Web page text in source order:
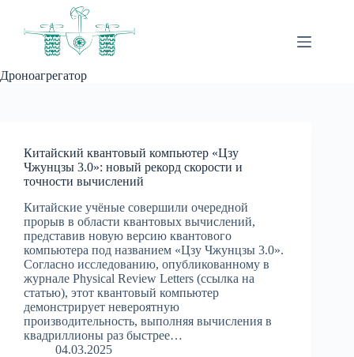
Дроноагрегатор
Китайский квантовый компьютер «Цзу
Чжунцзы 3.0»: новый рекорд скорости и
точности вычислений
Китайские учёные совершили очередной
прорыв в области квантовых вычислений,
представив новую версию квантового
компьютера под названием «Цзу Чжунцзы 3.0».
Согласно исследованию, опубликованному в
журнале Physical Review Letters (ссылка на
статью), этот квантовый компьютер
демонстрирует невероятную
производительность, выполняя вычисления в
квадриллионы раз быстрее…
04.03.2025